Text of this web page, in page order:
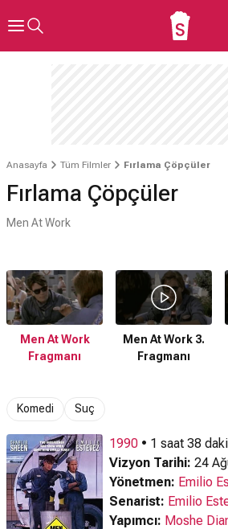
Anasayfa Tüm Filmler Fırlama Çöpçüler
Fırlama Çöpçüler
Men At Work
Men At Work
Fragmanı
Men At Work 3.
Fragmanı
Komedi Suç
1990 • 1 saat 38
Vizyon Tarihi: 24
Yönetmen: Emilio
Senarist: Emilio
Yapımcı: Moshe